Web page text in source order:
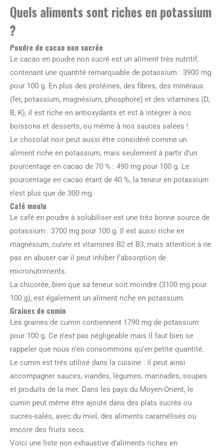
Quels aliments sont riches en potassium
?
Poudre de cacao non sucrée
Le cacao en poudre non sucré est un aliment très nutritif,
contenant une quantité remarquable de potassium : 3900 mg
pour 100 g. En plus des protéines, des fibres, des minéraux
(fer, potassium, magnésium, phosphore) et des vitamines (D,
B, K), il est riche en antioxydants et est à intégrer à nos
boissons et desserts, ou même à nos sauces salées !
Le chocolat noir peut aussi être considéré comme un
aliment riche en potassium, mais seulement à partir d’un
pourcentage en cacao de 70 % : 490 mg pour 100 g. Le
pourcentage en cacao étant de 40 %, la teneur en potassium
n’est plus que de 300 mg.
Café moulu
Le café en poudre à solubiliser est une très bonne source de
potassium : 3700 mg pour 100 g. Il est aussi riche en
magnésium, cuivre et vitamines B2 et B3, mais attention à ne
pas en abuser car il peut inhiber l’absorption de
micronutriments.
La chicorée, bien que sa teneur soit moindre (3100 mg pour
100 g), est également un aliment riche en potassium.
Graines de cumin
Les graines de cumin contiennent 1790 mg de potassium
pour 100 g. Ce n’est pas négligeable mais il faut bien se
rappeler que nous n’en consommons qu’en petite quantité.
Le cumin est très utilisé dans la cuisine : il peut ainsi
accompagner sauces, viandes, légumes, marinades, soupes
et produits de la mer. Dans les pays du Moyen-Orient, le
cumin peut même être ajouté dans des plats sucrés ou
sucrés-salés, avec du miel, des aliments caramélisés ou
encore des fruits secs.
Voici une liste non exhaustive d’aliments riches en